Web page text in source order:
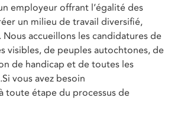
employeur offrant l’égalité des
un milieu de travail diversifié,
accueillons les candidatures de
visibles, de peuples autochtones, de
de handicap et de toutes les
vous avez besoin
toute étape du processus de